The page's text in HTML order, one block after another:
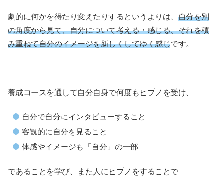
劇的に何かを得たり変えたりするというよりは、 自分を別
の角度から見て、自分について考える・感じる、それを積
み重ねて自分のイメージを新しくしてゆく感じです。
養成コースを通して自分自身で何度もヒプノを受け、
自分で自分にインタビューすること
客観的に自分を見ること
体感やイメージも「自分」の一部
であることを学び、また人にヒプノをすることで